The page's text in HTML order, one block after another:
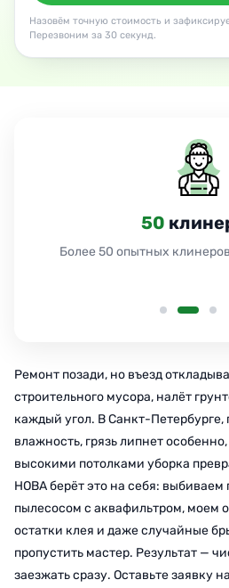
Назовём точную стоимость и
Перезвоним за 30 секунд.
24
Работаем 24 часа без
Ремонт позади, но въезд
строительного мусора, налёт
каждый угол. В Санкт-Петербурге,
влажность, грязь липнет
высокими потолками уборка
НОВА берёт это на себя:
пылесосом с аквафильтром, моем
остатки клея и даже случайные
пропустить мастер. Результат —
заезжать сразу. Оставьте заявку